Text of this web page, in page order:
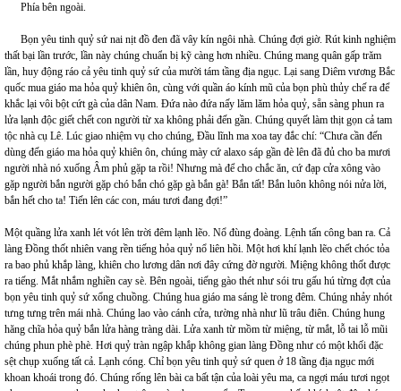
Phía bên ngoài.
Bọn yêu tinh quỷ sứ nai nịt đồ đen đã vây kín ngôi nhà. Chúng đợi giờ. Rút kinh nghiệm
thất bại lần trước, lần này chúng chuẩn bị kỹ càng hơn nhiều. Chúng mang quân gấp trăm
lần, huy động ráo cả yêu tinh quỷ sứ của mười tám tầng địa ngục. Lại sang Diêm vương Bắc
quốc mua giáo ma hỏa quỷ khiên ôn, cùng với quần áo kính mũ của bọn phù thủy chế ra để
khắc lại vôi bột cứt gà của dân Nam. Đứa nào đứa nấy lăm lăm hỏa quỷ, sẵn sàng phun ra
lửa lạnh độc giết chết con người từ xa không phải đến gần. Chúng quyết làm thịt gọn cả tam
tộc nhà cụ Lê. Lúc giao nhiệm vụ cho chúng, Đầu lĩnh ma xoa tay đắc chí: “Chưa cần đến
dùng đến giáo ma hỏa quỷ khiên ôn, chúng mày cứ alaxo sáp gần đè lên đã đủ cho ba mươi
người nhà nó xuống Âm phủ gặp ta rồi! Nhưng mà để cho chắc ăn, cứ đạp cửa xông vào
gặp người bắn người gặp chó bắn chó gặp gà bắn gà! Bắn tất! Bắn luôn không nói nửa lời,
bắn hết cho ta! Tiến lên các con, máu tươi đang đợi!”
Một quầng lửa xanh lét vót lên trời đêm lạnh lẽo. Nổ đùng đoàng. Lệnh tấn công ban ra. Cả
làng Đồng thốt nhiên vang rền tiếng hỏa quỷ nổ liên hồi. Một hơi khí lạnh lẽo chết chóc tỏa
ra bao phủ khắp làng, khiên cho lương dân nơi đây cứng đờ người. Miệng không thốt được
ra tiếng. Mắt nhắm nghiền cay sè. Bên ngoài, tiếng gào thét như sói tru gấu hú từng đợt của
bọn yêu tinh quỷ sứ xổng chuồng. Chúng hua giáo ma sáng lè trong đêm. Chúng nhảy nhót
tưng tưng trên mái nhà. Chúng lao vào cánh cửa, tường nhà như lũ trâu điên. Chúng hung
hăng chĩa hỏa quỷ bắn lửa hàng tràng dài. Lửa xanh từ mồm từ miệng, từ mắt, lỗ tai lỗ mũi
chúng phun phè phè. Hơi quỷ tràn ngập khắp không gian làng Đồng như có một khối đặc
sệt chụp xuống tất cả. Lạnh cóng. Chỉ bọn yêu tinh quỷ sứ quen ở 18 tầng địa ngục mới
khoan khoái trong đó. Chúng rống lên bài ca bất tận của loài yêu ma, ca ngợi máu tươi ngọt